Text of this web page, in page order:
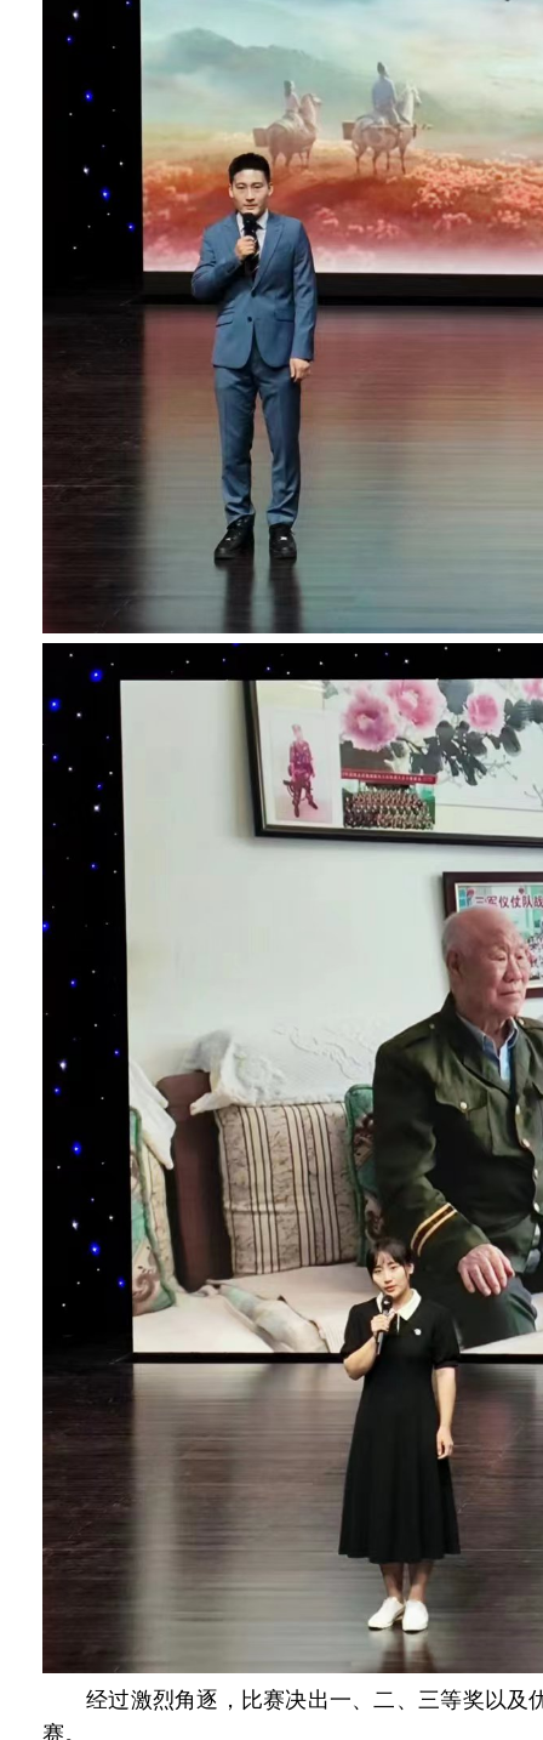
经过激烈角逐，比赛决出一、二、三等奖以及
赛。